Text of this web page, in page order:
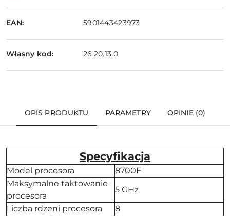
EAN: 5901443423973
Własny kod: 26.20.13.0
OPIS PRODUKTU PARAMETRY OPINIE (0)
Specyfikacja
Model procesora
8700F
Maksymalne taktowanie
procesora
5 GHz
Liczba rdzeni procesora
8